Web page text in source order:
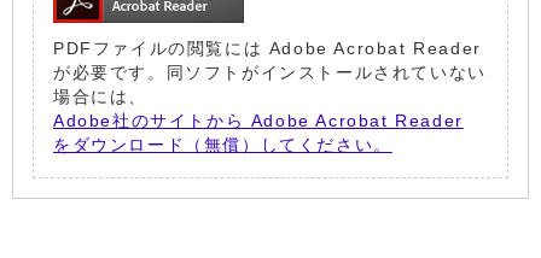
PDFファイルの閲覧には Adobe Acrobat Reader
が必要です。同ソフトがインストールされていない
場合には、
Adobe社のサイトから Adobe Acrobat Reader
をダウンロード（無償）してください。